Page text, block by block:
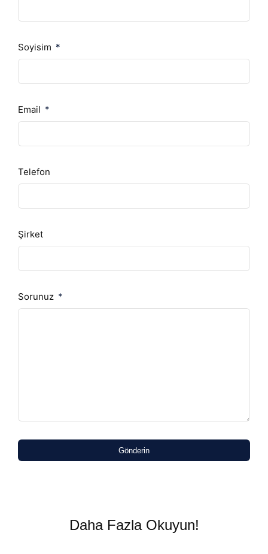
Soyisim
Email
Telefon
Şirket
Sorunuz
Gönderin
Daha Fazla Okuyun!